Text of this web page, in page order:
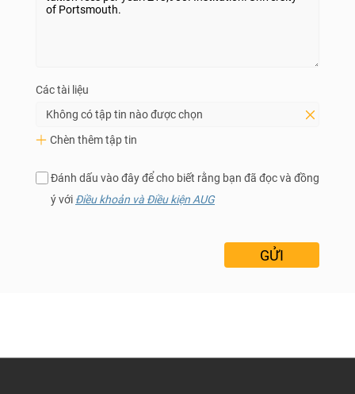
Các tài liệu
Không có tập tin nào được chọn
Chèn thêm tập tin
Đánh dấu vào đây để cho biết rằng bạn đã đọc và đồng
ý với Điều khoản và Điều kiện AUG